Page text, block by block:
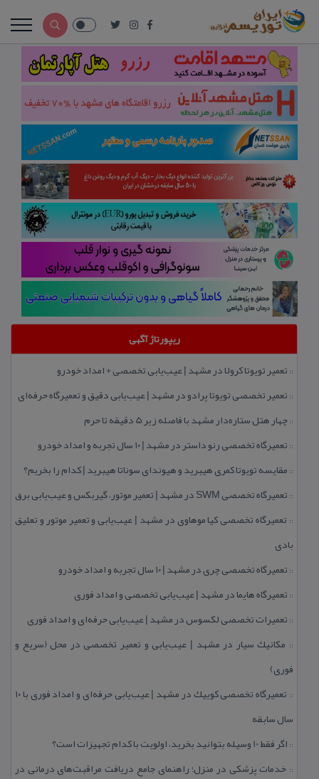
ریپورتاژ آگهی
:: تعمیر تویوتا كرولا در مشهد | عیب‌یابی تخصصی + امداد خودرو
:: تعمیر تخصصی تویوتا پرادو در مشهد | عیب‌یابی دقیق و تعمیرگاه حرفه‌ای
::چهار هتل‌ ستاره‌دار مشهد با فاصله زیر 5 دقیقه تا حرم
:: تعمیرگاه تخصصی رنو داستر در مشهد | ۱۰ سال تجربه و امداد خودرو
:: مقایسه تویوتا كمری هیبرید و هیوندای سوناتا هیبرید | كدام را بخریم؟
:: تعمیرگاه تخصصی SWM در مشهد | تعمیر موتور، گیربكس و عیب‌یابی برق
:: تعمیرگاه تخصصی كیا موهاوی در مشهد | عیب‌یابی و تعمیر موتور و تعلیق
بادی
:: تعمیرگاه تخصصی چری در مشهد | ۱۰ سال تجربه و امداد خودرو
:: تعمیرگاه هایما در مشهد | عیب‌یابی تخصصی و امداد فوری
:: تعمیرات تخصصی لكسوس در مشهد | عیب‌یابی حرفه‌ای و امداد فوری
:: مكانیك سیار در مشهد | عیب‌یابی و تعمیر تخصصی در محل (سریع و
فوری)
::
تعمیرگاه تخصصی كوییك در مشهد | عیب‌یابی حرفه‌ای و امداد فوری با ۱۰
سال سابقه
:: اگر فقط 10 وسیله بتوانید بخرید، اولویت با كدام تجهیزات است؟
:: خدمات پزشكی در منزل؛ راهنمای جامع دریافت مراقبت‌های درمانی در